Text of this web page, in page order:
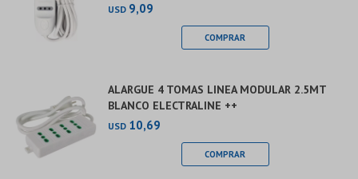
USD 9,09
ALARGUE 4 TOMAS LINEA MODULAR 2.5MT
BLANCO ELECTRALINE ++
USD 10,69